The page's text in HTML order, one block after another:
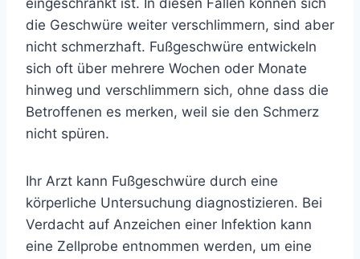
eingeschränkt ist. In diesen Fällen können sich
die Geschwüre weiter verschlimmern, sind aber
nicht schmerzhaft. Fußgeschwüre entwickeln
sich oft über mehrere Wochen oder Monate
hinweg und verschlimmern sich, ohne dass die
Betroffenen es merken, weil sie den Schmerz
nicht spüren.
Ihr Arzt kann Fußgeschwüre durch eine
körperliche Untersuchung diagnostizieren. Bei
Verdacht auf Anzeichen einer Infektion kann
eine Zellprobe entnommen werden, um eine